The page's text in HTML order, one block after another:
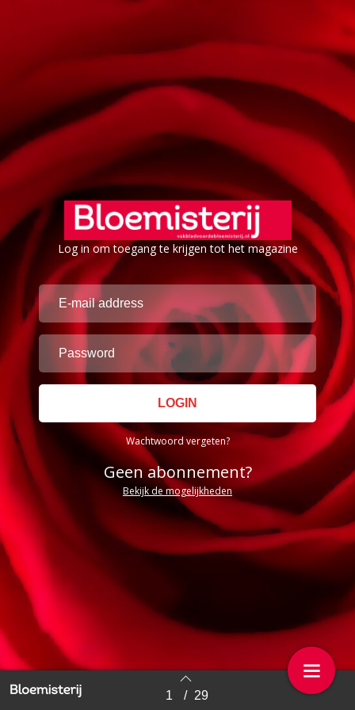
Log in om toegang te krijgen tot het magazine
Wachtwoord vergeten?
Geen abonnement?
Bekijk de mogelijkheden
Back to index 1 / 29